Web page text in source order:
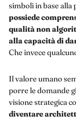
simboli in base alla
possiede
qualità non
alla capacità di
Che invece
Il valore umano
porre le domande
visione strategica
diventare